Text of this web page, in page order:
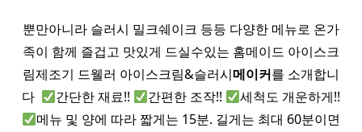
뿐만아니라 슬러시 밀크쉐이크 등등 다양한 메뉴로 온가
족이 함께 즐겁고 맛있게 드실수있는 홈메이드 아이스크
림제조기 드웰러 아이스크림&슬러시메이커를 소개합니
다 ​
간단한 재료!! 간편한 조작!!
세척도 개운하게!!
메뉴 및 양에 따라 짧게는 15분. 길게는 최대 60분이면